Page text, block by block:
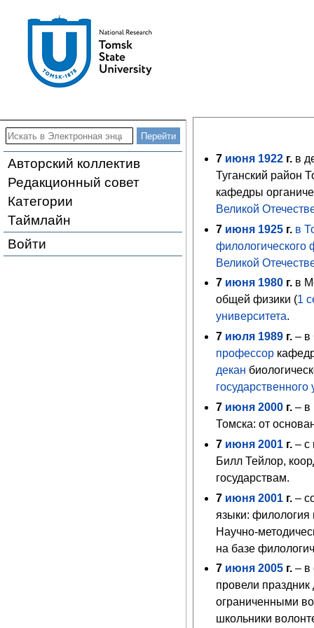
Авторский коллектив
Редакционный совет
Категории
Таймлайн
Войти
7 июня 1922 г. в
Туганский район
кафедры
Великой
7 июня 1925 г. в
филологического
Великой
7 июня 1980 г. в
общей физики (1
университета.
7 июля 1989 г. –
профессор
декан
государственного
7 июня 2000 г. – в
Томска: от
7 июня 2001 г. – с
Билл Тейлор,
государствам.
7 июня 2001 г. –
языки: филология
Научно-
на базе
7 июня 2005 г. – в
провели
ограниченными
школьники